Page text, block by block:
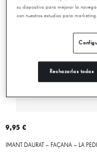
9,95 €
IMANT DAURAT – FAÇANA – LA
su dispositivo para mejorar la
con nuestros estudios para marketing.
Rechazarlas todas